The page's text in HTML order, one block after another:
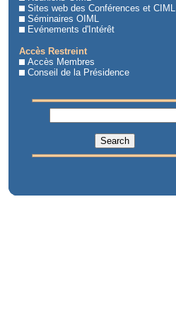
Sites web des Conférences et CIML
Séminaires OIML
Evénements d'Intérêt
Accès Restreint
Accès Membres
Conseil de la Présidence